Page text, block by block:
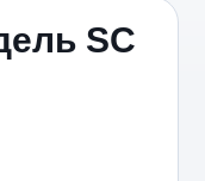
SC